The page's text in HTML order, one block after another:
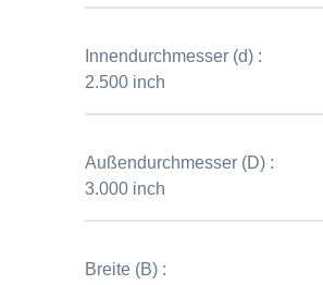
Innendurchmesser (d) :
2.500 inch
Außendurchmesser (D) :
3.000 inch
Breite (B) :